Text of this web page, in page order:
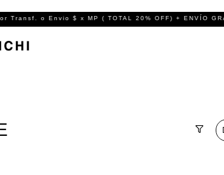
Envio $ x MP ( TOTAL 20% OFF) + ENVÍO GRATIS!